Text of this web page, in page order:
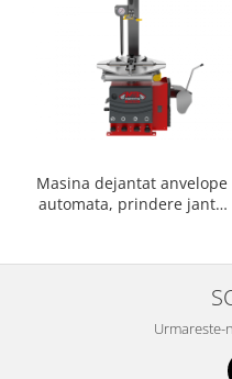
Masina dejantat anvelope
automata, prindere jante
Urmareste-